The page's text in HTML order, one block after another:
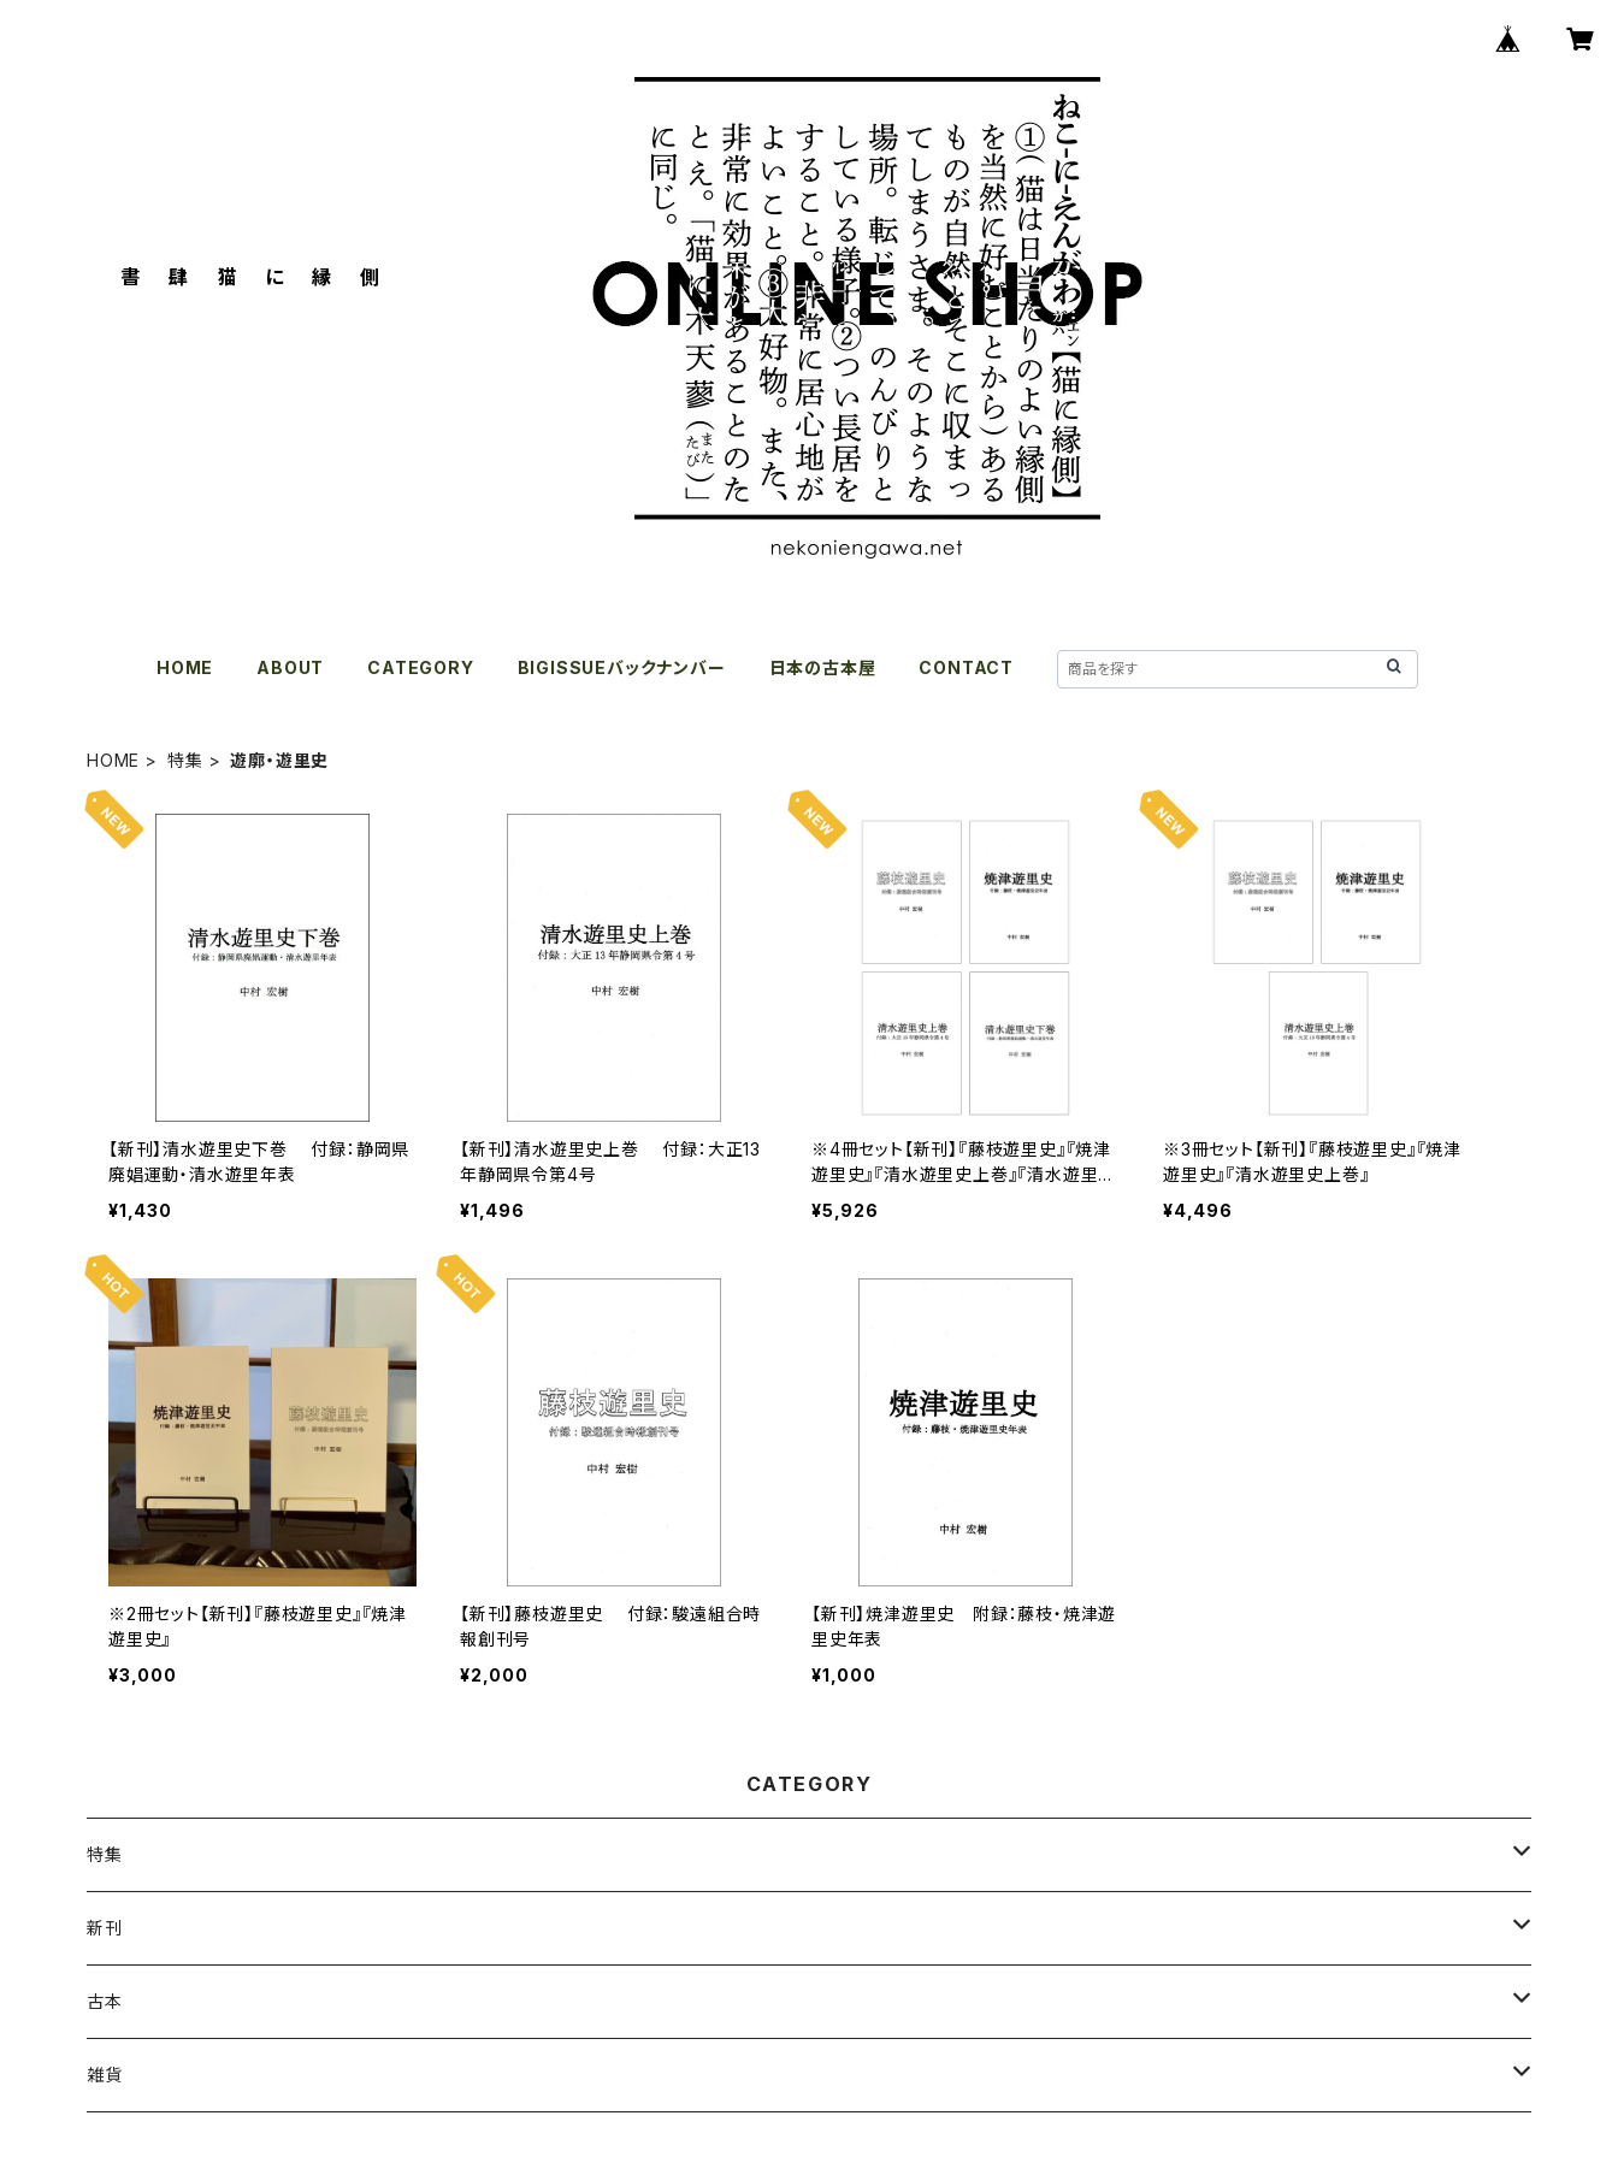
HOME ABOUT CATEGORY BIGISSUEバックナンバー 日本の古本屋 CONTACT
HOME 特集 遊廓・遊里史
【新刊】清水遊里史下巻 付録：静岡県
廃娼運動・清水遊里年表
¥1,430
【新刊】清水遊里史上巻 付録：大正13
年静岡県令第4号
¥1,496
※4冊セット【新刊】『藤枝遊里史』『焼津
遊里史』『清水遊里史上巻』『清水遊里史
下巻』
¥5,926
※3冊セット【新刊】『藤枝遊里史』『焼津
遊里史』『清水遊里史上巻』
¥4,496
※2冊セット【新刊】『藤枝遊里史』『焼津
遊里史』
¥3,000
【新刊】藤枝遊里史 付録：駿遠組合時
報創刊号
¥2,000
【新刊】焼津遊里史 附録：藤枝・焼津遊
里史年表
¥1,000
CATEGORY
特集
ねこの本
ガザ・パレスチナ
坂本千明
新刊
虹霓社・NIJI BOOKS
皓星社
古本
復刻本
雑貨